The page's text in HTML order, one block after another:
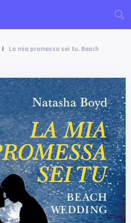
|
La mia promessa sei tu. Beach